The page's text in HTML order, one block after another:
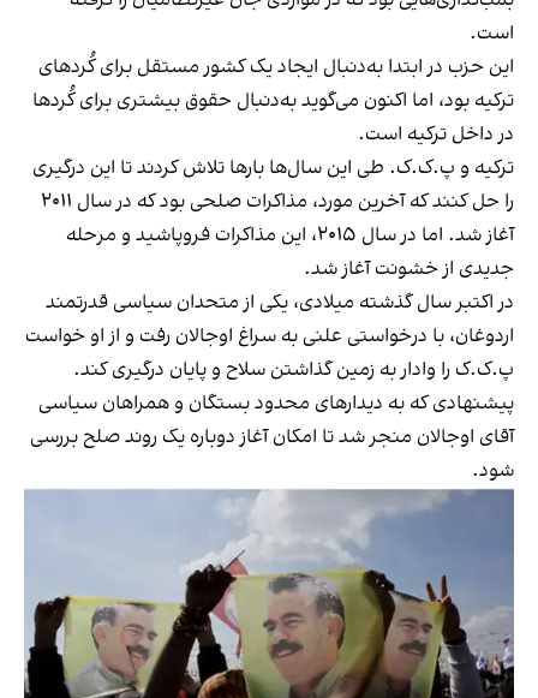
است.
این حزب در ابتدا به‌دنبال ایجاد یک کشور مستقل برای کُردهای
ترکیه بود، اما اکنون می‌گوید به‌دنبال حقوق بیشتری برای کُردها
در داخل ترکیه است.
ترکیه و پ.ک.ک. طی این سال‌ها بارها تلاش کردند تا این درگیری
را حل کنند که آخرین مورد، مذاکرات صلحی بود که در سال ۲۰۱۱
آغاز شد. اما در سال ۲۰۱۵، این مذاکرات فروپاشید و مرحله
جدیدی از خشونت آغاز شد.
در اکتبر سال گذشته میلادی، یکی از متحدان سیاسی قدرتمند
اردوغان، با درخواستی علنی به سراغ اوجالان رفت و از او خواست
پ‌.ک‌.ک را وادار به زمین گذاشتن سلاح و پایان درگیری کند.
پیشنهادی که به دیدارهای محدود بستگان و همراهان سیاسی
آقای اوجالان منجر شد تا امکان آغاز دوباره یک روند صلح بررسی
شود.